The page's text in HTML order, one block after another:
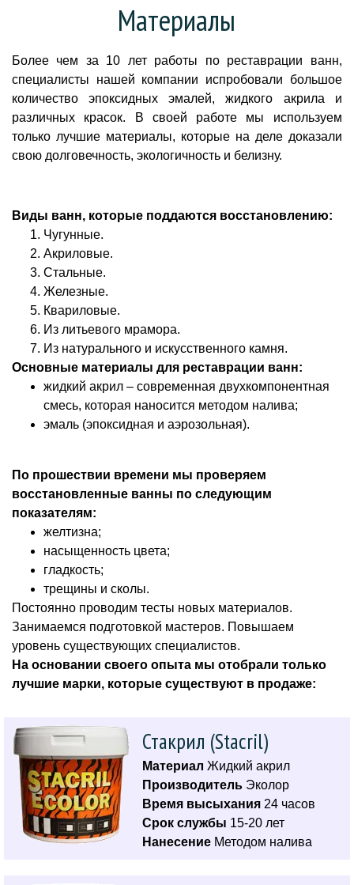
Материалы
Более чем за 10 лет работы по реставрации ванн,
специалисты нашей компании испробовали большое
количество эпоксидных эмалей, жидкого акрила и
различных красок. В своей работе мы используем
только лучшие материалы, которые на деле доказали
свою долговечность, экологичность и белизну.
Виды ванн, которые поддаются восстановлению:
Чугунные.
Акриловые.
Стальные.
Железные.
Квариловые.
Из литьевого мрамора.
Из натурального и искусственного камня.
Основные материалы для реставрации ванн:
жидкий акрил – современная двухкомпонентная
смесь, которая наносится методом налива;
эмаль (эпоксидная и аэрозольная).
По прошествии времени мы проверяем
восстановленные ванны по следующим
показателям:
желтизна;
насыщенность цвета;
гладкость;
трещины и сколы.
Постоянно проводим тесты новых материалов.
Занимаемся подготовкой мастеров. Повышаем
уровень существующих специалистов.
На основании своего опыта мы отобрали только
лучшие марки, которые существуют в продаже:
Стакрил (Stacril)
Материал Жидкий акрил
Производитель Эколор
Время высыхания 24 часов
Срок службы 15-20 лет
Нанесение Методом налива